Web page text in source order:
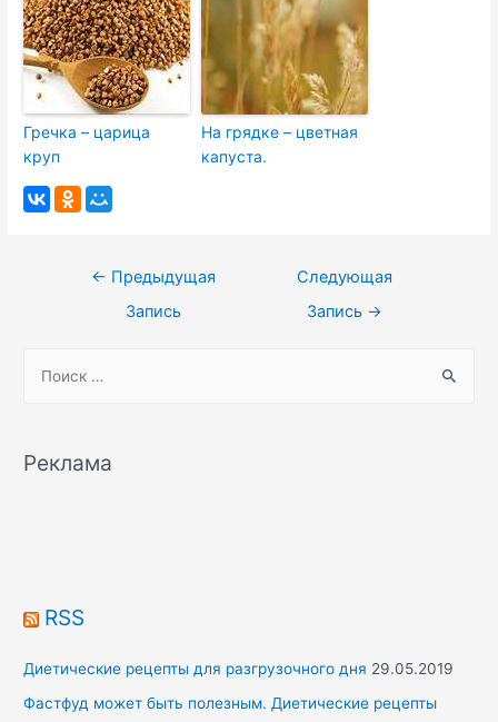
Гречка – царица
круп
На грядке – цветная
капуста.
Навигация
← Предыдущая
Запись
Следующая
Запись →
r
:
Реклама
RSS
Диетические рецепты для разгрузочного дня 29.05.2019
Фастфуд может быть полезным. Диетические рецепты